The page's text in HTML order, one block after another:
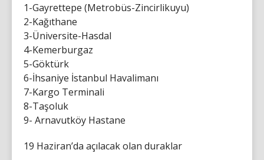
1-Gayrettepe (Metrobüs-Zincirlikuyu)
2-Kağıthane
3-Üniversite-Hasdal
4-Kemerburgaz
5-Göktürk
6-İhsaniye İstanbul Havalimanı
7-Kargo Terminali
8-Taşoluk
9- Arnavutköy Hastane
19 Haziran’da açılacak olan duraklar